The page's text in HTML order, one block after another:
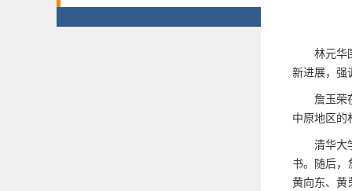
林元华
新进展，强
詹玉荣
中原地区的
清华大
书。随后，
黄向东、黄